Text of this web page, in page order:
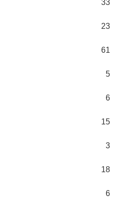
33
23
61
5
6
15
3
18
6